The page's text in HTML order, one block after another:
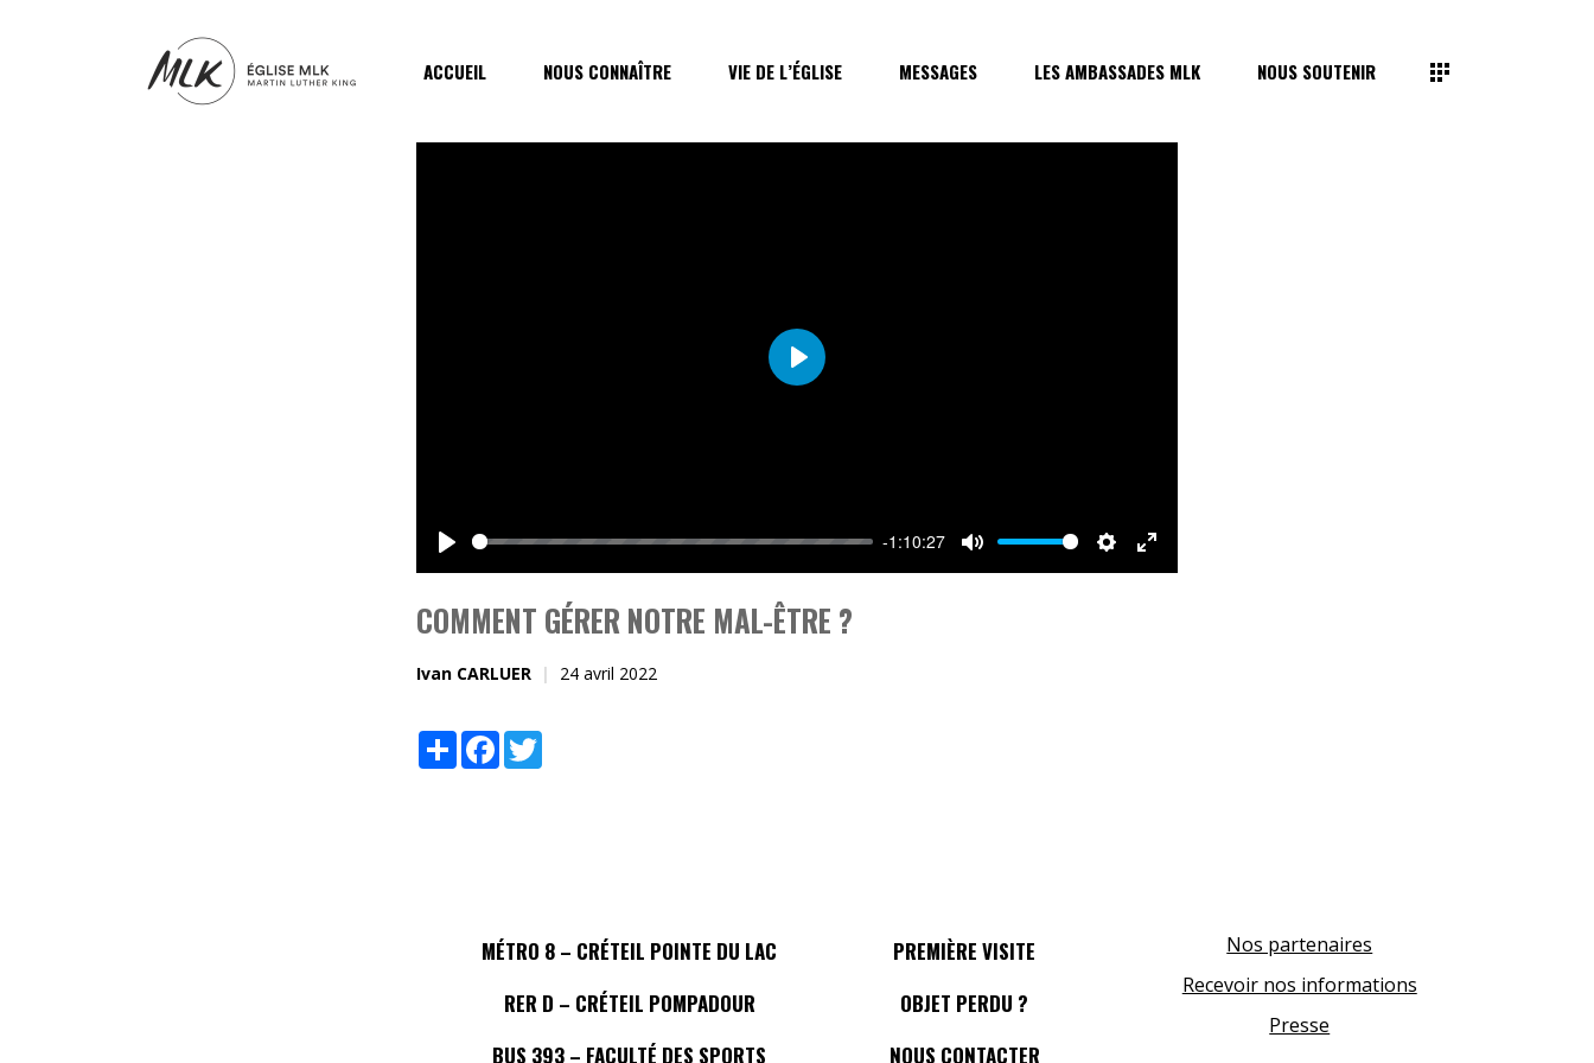
ACCUEIL NOUS CONNAÎTRE VIE DE L’ÉGLISE MESSAGES LES AMBASSADES MLK NOUS SOUTENIR
Play
-1:10:27
Mute Settings
Enter
Play
COMMENT GÉRER NOTRE MAL-ÊTRE ?
Ivan CARLUER 24 avril 2022
ShareFacebook
MÉTRO 8 – CRÉTEIL POINTE DU LAC
RER D – CRÉTEIL POMPADOUR
BUS 393 – FACULTÉ DES SPORTS
PREMIÈRE VISITE
OBJET PERDU ?
NOUS CONTACTER
Nos partenaires
Recevoir nos informations
Presse